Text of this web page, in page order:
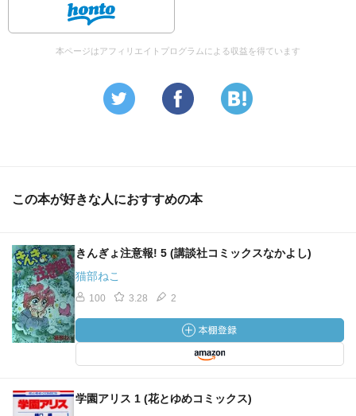
本ページはアフィリエイトプログラムによる収益を得ています
この本が好きな人におすすめの本
きんぎょ注意報! 5 (講談社コミックスなかよし)
猫部ねこ
100 3.28 2
学園アリス 1 (花とゆめコミックス)